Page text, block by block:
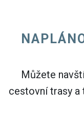
Vyberte
Vyberte CO2
Můžete
cestovní trasy a